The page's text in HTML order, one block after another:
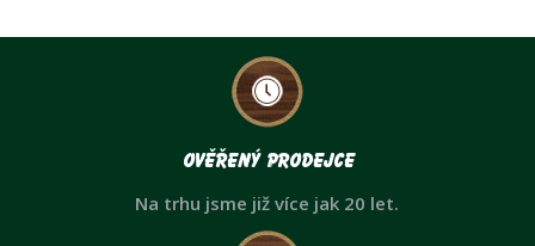
Ověřený prodejce
Na trhu jsme již více jak 20 let.